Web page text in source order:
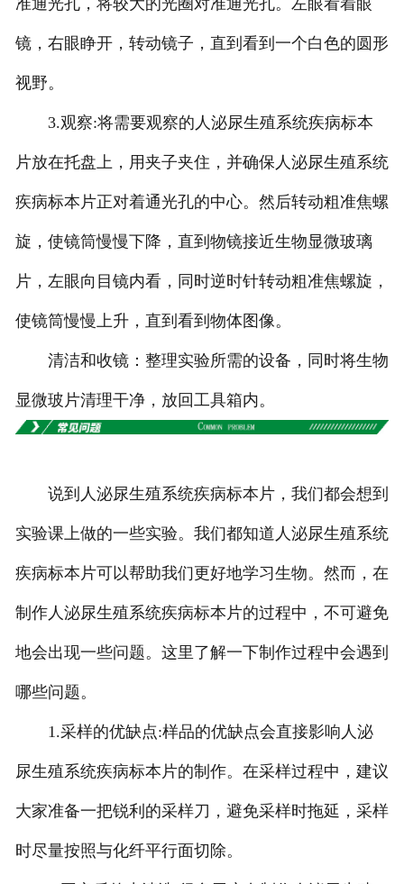
甘肃标本馆建设
甘肃海洋生物标本馆
- 甘肃昆虫标本馆
甘肃新鲜实验材料
- 甘肃植物实验材料
甘肃高校、职业技术院校教学
- 甘肃畜牧养殖
- 甘肃病虫害
- 甘肃医学教学
- 甘肃中小学实验指导书
镜，右眼睁开，转动镜子，直到看到一个白色的圆形
视野。
3.观察:将需要观察的人泌尿生殖系统疾病标本
片放在托盘上，用夹子夹住，并确保人泌尿生殖系统
疾病标本片正对着通光孔的中心。然后转动粗准焦螺
旋，使镜筒慢慢下降，直到物镜接近生物显微玻璃
片，左眼向目镜内看，同时逆时针转动粗准焦螺旋，
使镜筒慢慢上升，直到看到物体图像。
清洁和收镜：整理实验所需的设备，同时将生物
显微玻片清理干净，放回工具箱内。
说到人泌尿生殖系统疾病标本片，我们都会想到
实验课上做的一些实验。我们都知道人泌尿生殖系统
疾病标本片可以帮助我们更好地学习生物。然而，在
制作人泌尿生殖系统疾病标本片的过程中，不可避免
地会出现一些问题。这里了解一下制作过程中会遇到
哪些问题。
1.采样的优缺点:样品的优缺点会直接影响人泌
尿生殖系统疾病标本片的制作。在采样过程中，建议
大家准备一把锐利的采样刀，避免采样时拖延，采样
时尽量按照与化纤平行面切除。